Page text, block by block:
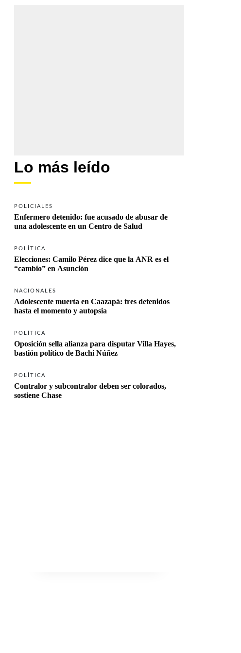
Lo más leído
POLICIALES
Enfermero detenido: fue acusado de abusar de
una adolescente en un Centro de Salud
POLÍTICA
Elecciones: Camilo Pérez dice que la ANR es el
NACIONALES
Adolescente muerta en Caazapá: tres detenidos
hasta el momento y autopsia
POLÍTICA
Oposición sella alianza para disputar Villa Hayes,
bastión político de Bachi Núñez
POLÍTICA
Contralor y subcontralor deben ser colorados,
sostiene Chase